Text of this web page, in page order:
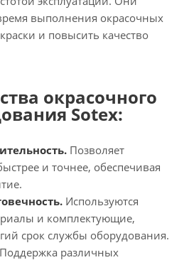
выполнения окрасочных
и повысить качество
окрасочного
Sotex:
Позволяет
и точнее, обеспечивая
Используются
и комплектующие,
срок службы оборудования.
Поддержка различных